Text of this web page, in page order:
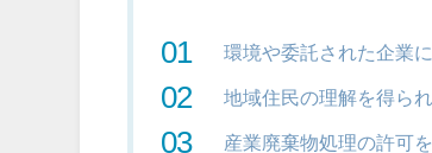
環境や委託された企業
地域住民の理解を得ら
産業廃棄物処理の許可